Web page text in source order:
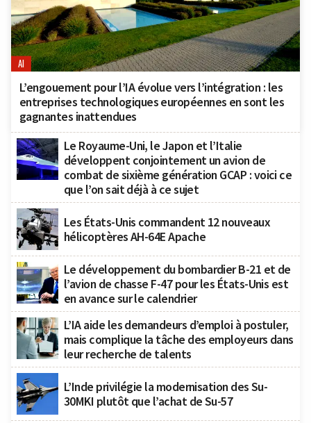
AI
L’engouement pour l’IA évolue vers l’intégration : les
entreprises technologiques européennes en sont les
gagnantes inattendues
Le Royaume-Uni, le Japon et l’Italie
développent conjointement un avion de
combat de sixième génération GCAP : voici ce
que l’on sait déjà à ce sujet
Les États-Unis commandent 12 nouveaux
hélicoptères AH-64E Apache
Le développement du bombardier B-21 et de
l’avion de chasse F-47 pour les États-Unis est
en avance sur le calendrier
L’IA aide les demandeurs d’emploi à postuler,
mais complique la tâche des employeurs dans
leur recherche de talents
L’Inde privilégie la modernisation des Su-
30MKI plutôt que l’achat de Su-57